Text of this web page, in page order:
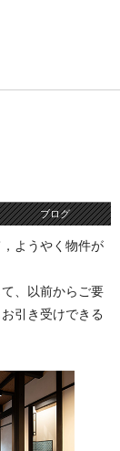
ブログ
ようやく物件が
、以前からご要
引き受けできる